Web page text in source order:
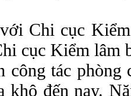
Chi cục
cục Kiểm lâm
công tác phòng
khô đến nay.